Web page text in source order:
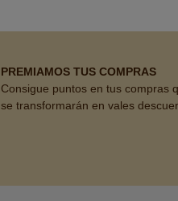
PREMIAMOS TUS COMPRAS
Consigue puntos en tus compras
se transformarán en vales